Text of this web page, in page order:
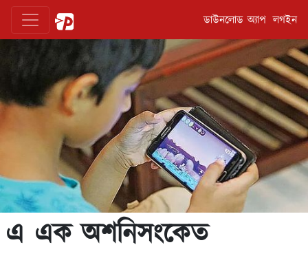
ডাউনলোড অ্যাপ লগইন
এ এক অশনিসংকেত